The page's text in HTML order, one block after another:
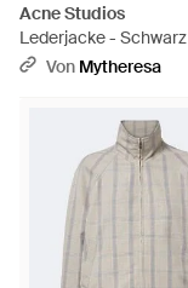
Acne Studios
Lederjacke - Schwarz
Von Mytheresa